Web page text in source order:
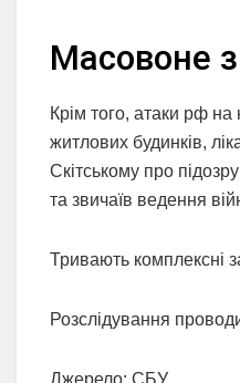
Масовоне
Крім того, атаки рф
житлових будинків,
Скітському про
та звичаїв ведення
Тривають комплексні
Розслідування
Джерело: СБУ